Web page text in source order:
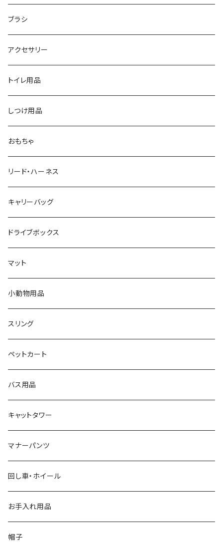
ブラシ
アクセサリー
トイレ用品
しつけ用品
おもちゃ
リード・ハーネス
キャリーバッグ
ドライブボックス
マット
小動物用品
スリング
ペットカート
バス用品
キャットタワー
マナーパンツ
回し車・ホイール
お手入れ用品
帽子